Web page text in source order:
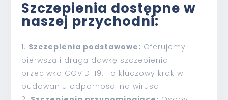
Szczepienia dostępne w
naszej przychodni:
Szczepienia podstawowe: Oferujemy
pierwszą i drugą dawkę szczepienia
przeciwko COVID-19. To kluczowy krok w
budowaniu odporności na wirusa.